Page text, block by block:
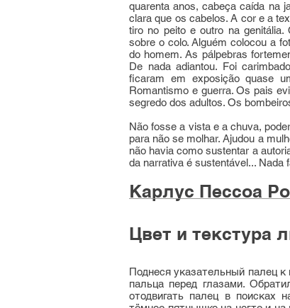
quarenta anos, cabeça caída na
clara que os cabelos. A cor e a
tiro no peito e outro na
sobre o colo. Alguém colocou a
do homem. As pálpebras
De nada adiantou. Foi
ficaram em exposição quase
Romantismo e guerra. Os pais
segredo dos adultos. Os
Não fosse a vista e a chuva,
para não se molhar. Ajudou a
não havia como sustentar a
da narrativa é sustentável... Nada
Карлус Пессоа
Цвет и текстура
Поднеся указательный палец
пальца перед глазами.
отодвигать палец в поисках